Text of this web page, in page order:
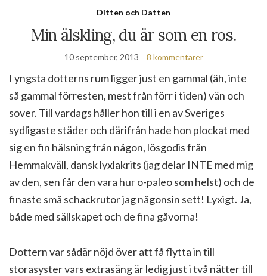
Ditten och Datten
Min älskling, du är som en ros.
10 september, 2013 8 kommentarer
I yngsta dotterns rum ligger just en gammal (äh, inte
så gammal förresten, mest från förr i tiden) vän och
sover. Till vardags håller hon till i en av Sveriges
sydligaste städer och därifrån hade hon plockat med
sig en fin hälsning från någon, lösgodis från
Hemmakväll, dansk lyxlakrits (jag delar INTE med mig
av den, sen får den vara hur o-paleo som helst) och de
finaste små schackrutor jag någonsin sett! Lyxigt. Ja,
både med sällskapet och de fina gåvorna!
Dottern var sådär nöjd över att få flytta in till
storasyster vars extrasäng är ledig just i två nätter till